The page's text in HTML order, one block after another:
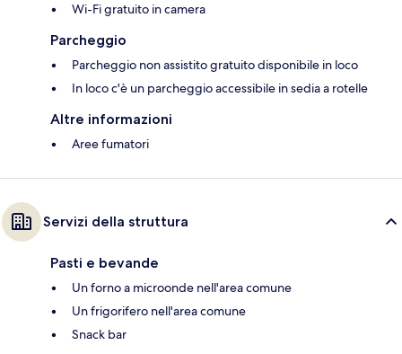
Wi-Fi gratuito in camera
Parcheggio
Parcheggio non assistito gratuito disponibile in loco
In loco c'è un parcheggio accessibile in sedia a rotelle
Altre informazioni
Aree fumatori
Servizi della struttura
Pasti e bevande
Un forno a microonde nell'area comune
Un frigorifero nell'area comune
Snack bar